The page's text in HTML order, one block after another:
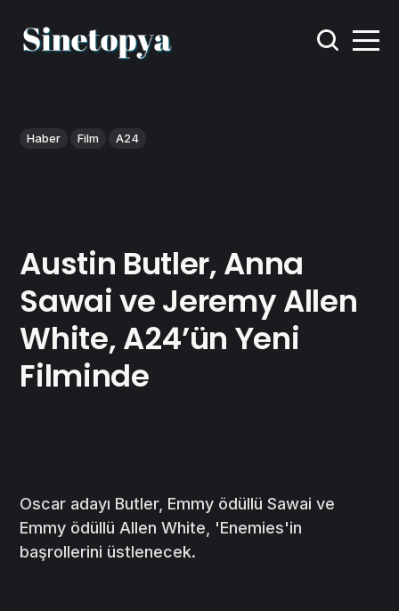
Haber Film A24
Austin Butler, Anna
Sawai ve Jeremy Allen
White, A24’ün Yeni
Filminde
Oscar adayı Butler, Emmy ödüllü Sawai ve
Emmy ödüllü Allen White, 'Enemies'in
başrollerini üstlenecek.